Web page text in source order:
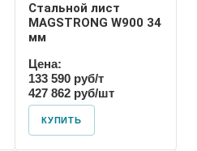
Стальной лист
MAGSTRONG W900 34
мм
Цена:
133 590 руб/т
427 862 руб/шт
КУПИТЬ